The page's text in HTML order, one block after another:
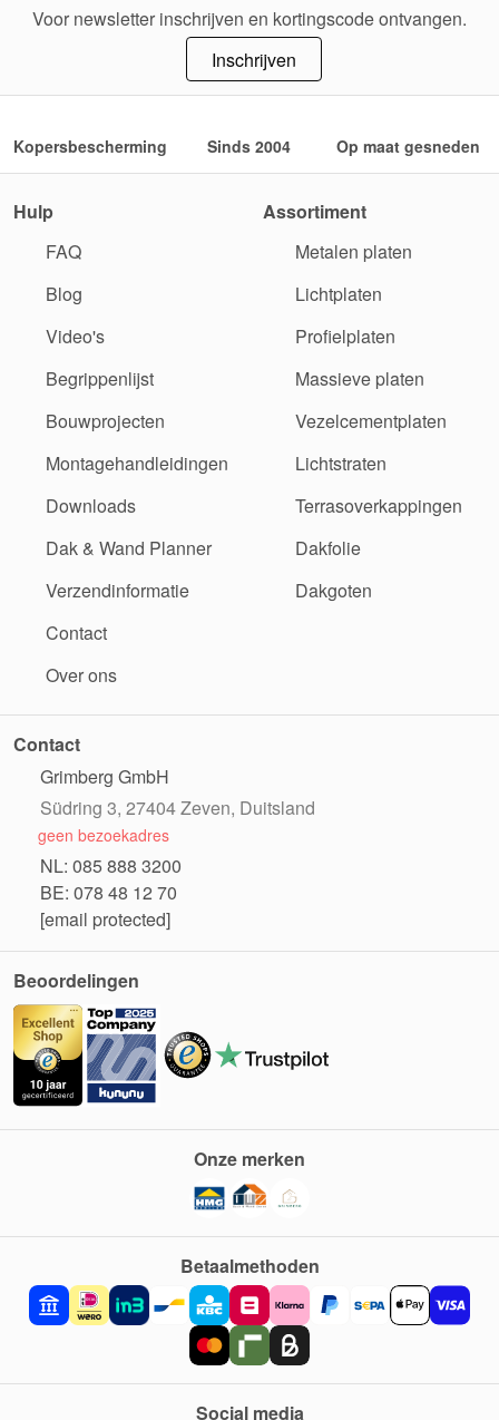
Voor newsletter inschrijven en kortingscode ontvangen.
Inschrijven
Kopersbescherming Sinds 2004 Op maat gesneden
Hulp
FAQ
Blog
Video's
Begrippenlijst
Bouwprojecten
Montagehandleidingen
Downloads
Dak & Wand Planner
Verzendinformatie
Contact
Over ons
Assortiment
Metalen platen
Lichtplaten
Profielplaten
Massieve platen
Vezelcementplaten
Lichtstraten
Terrasoverkappingen
Dakfolie
Dakgoten
Contact
Grimberg GmbH
Südring 3, 27404 Zeven, Duitsland
geen bezoekadres
NL: 085 888 3200
BE: 078 48 12 70
[email protected]
Beoordelingen
Betaalmethoden
Onze merken
Social media